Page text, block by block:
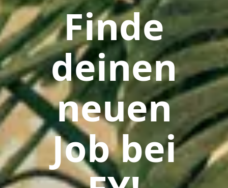
Finde
deinen
neuen
Job bei